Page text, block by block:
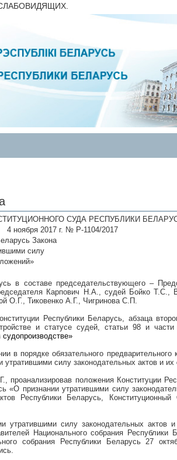
СУДА РЕСПУБЛИКИ
4 ноября 2017 г. № Р-1104/2017
Закона
силу
в составе председательствующего –
Карпович Н.А., судей Бойко Т.С.,
О.Г., Тиковенко А.Г., Чигринова С.П.
Республики Беларусь, абзаца
и статусе судей, статьи 98 и
в порядке обязательного предварительного
силу законодательных актов и
проанализировав положения Конституции
«О признании утратившими силу
Республики Беларусь,
утратившими силу законодательных актов
Национального собрания Республики
собрания Республики Беларусь 27